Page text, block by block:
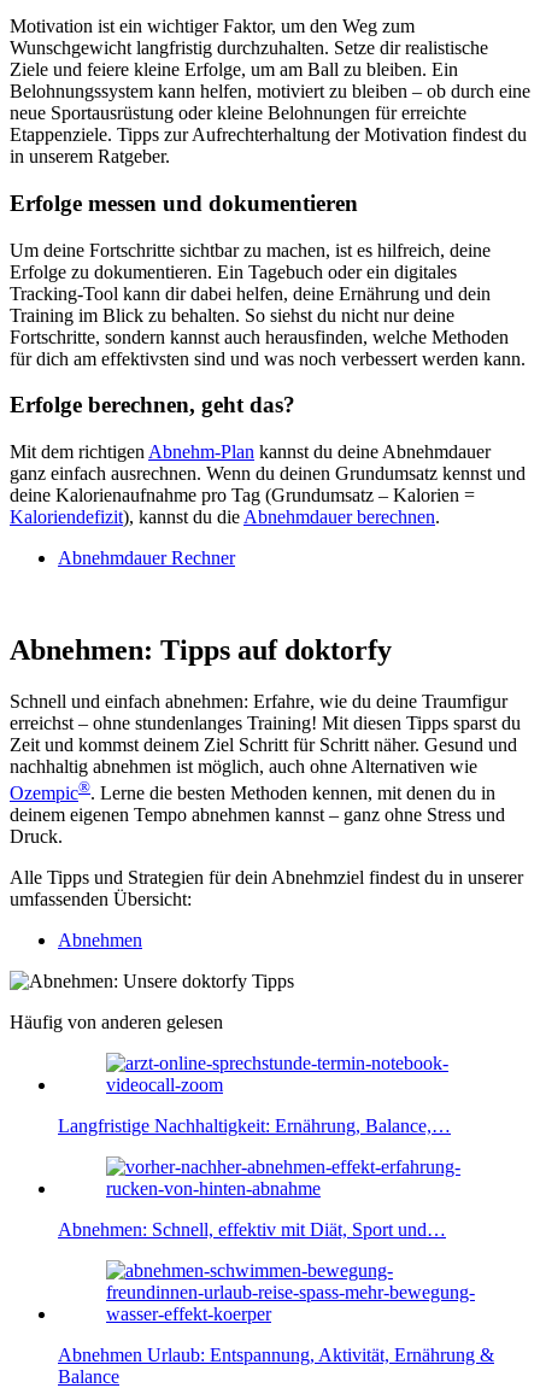
Motivation ist ein wichtiger Faktor, um den Weg zum
Wunschgewicht langfristig durchzuhalten. Setze dir realistische
Ziele und feiere kleine Erfolge, um am Ball zu bleiben. Ein
Belohnungssystem kann helfen, motiviert zu bleiben – ob durch eine
neue Sportausrüstung oder kleine Belohnungen für erreichte
Etappenziele. Tipps zur Aufrechterhaltung der Motivation findest du
in unserem Ratgeber.
Erfolge messen und dokumentieren
Um deine Fortschritte sichtbar zu machen, ist es hilfreich, deine
Erfolge zu dokumentieren. Ein Tagebuch oder ein digitales
Tracking-Tool kann dir dabei helfen, deine Ernährung und dein
Training im Blick zu behalten. So siehst du nicht nur deine
Fortschritte, sondern kannst auch herausfinden, welche Methoden
für dich am effektivsten sind und was noch verbessert werden kann.
Erfolge berechnen, geht das?
Mit dem richtigen Abnehm-Plan kannst du deine Abnehmdauer
ganz einfach ausrechnen. Wenn du deinen Grundumsatz kennst und
deine Kalorienaufnahme pro Tag (Grundumsatz – Kalorien =
Kaloriendefizit), kannst du die Abnehmdauer berechnen.
Abnehmdauer Rechner
Abnehmen: Tipps auf doktorfy
Schnell und einfach abnehmen: Erfahre, wie du deine Traumfigur
erreichst – ohne stundenlanges Training! Mit diesen Tipps sparst du
Zeit und kommst deinem Ziel Schritt für Schritt näher. Gesund und
nachhaltig abnehmen ist möglich, auch ohne Alternativen wie
Ozempic®. Lerne die besten Methoden kennen, mit denen du in
deinem eigenen Tempo abnehmen kannst – ganz ohne Stress und
Druck.
Alle Tipps und Strategien für dein Abnehmziel findest du in unserer
umfassenden Übersicht:
Abnehmen
Häufig von anderen gelesen
Langfristige Nachhaltigkeit: Ernährung, Balance,…
Abnehmen: Schnell, effektiv mit Diät, Sport und…
Abnehmen Urlaub: Entspannung, Aktivität, Ernährung &
Balance